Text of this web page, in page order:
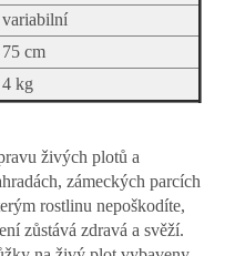
variabilní
75 cm
4 kg
živých plotů a
zámeckých parcích
rostlinu nepoškodíte,
zůstává zdravá a svěží.